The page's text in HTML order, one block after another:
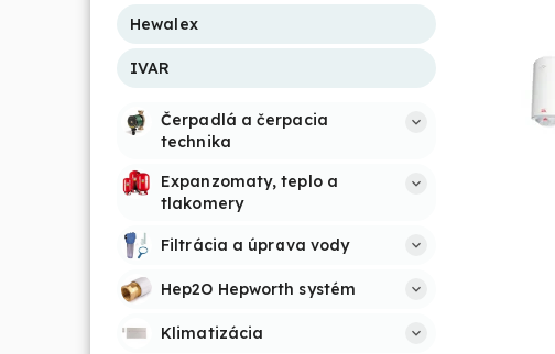
Hewalex
IVAR
Čerpadlá a čerpacia
technika
Expanzomaty, teplo a
tlakomery
Filtrácia a úprava vody
Hep2O Hepworth systém
Klimatizácia